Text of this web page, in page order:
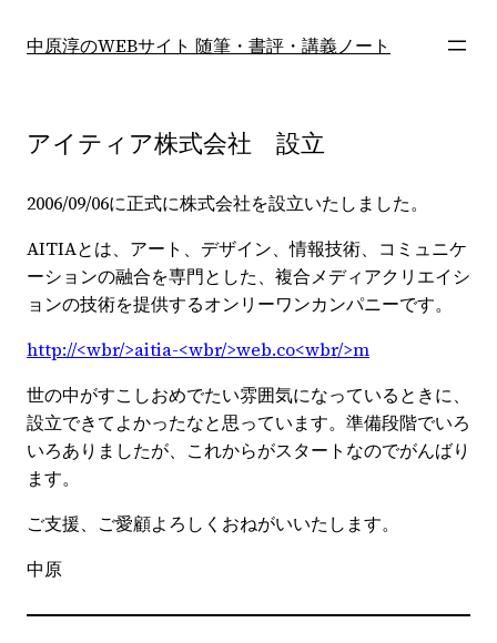
中原淳のWEBサイト 随筆・書評・講義ノート
アイティア株式会社 設立
2006/09/06に正式に株式会社を設立いたしました。
AITIAとは、アート、デザイン、情報技術、コミュニケ
ーションの融合を専門とした、複合メディアクリエイシ
ョンの技術を提供するオンリーワンカンパニーです。
http://<wbr/>aitia-<wbr/>web.co<wbr/>m
世の中がすこしおめでたい雰囲気になっているときに、
設立できてよかったなと思っています。準備段階でいろ
いろありましたが、これからがスタートなのでがんばり
ます。
ご支援、ご愛顧よろしくおねがいいたします。
中原